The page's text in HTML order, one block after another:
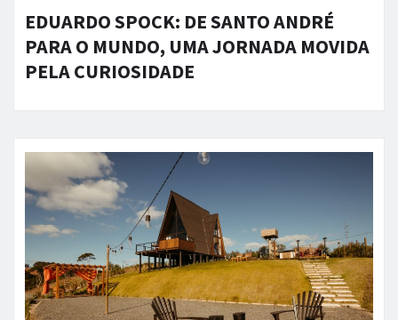
EDUARDO SPOCK: DE SANTO ANDRÉ
PARA O MUNDO, UMA JORNADA MOVIDA
PELA CURIOSIDADE